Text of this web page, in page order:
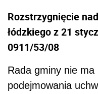
Rozstrzygnięcie
łódzkiego z 21
0911/53/08
Rada gminy nie
podejmowania